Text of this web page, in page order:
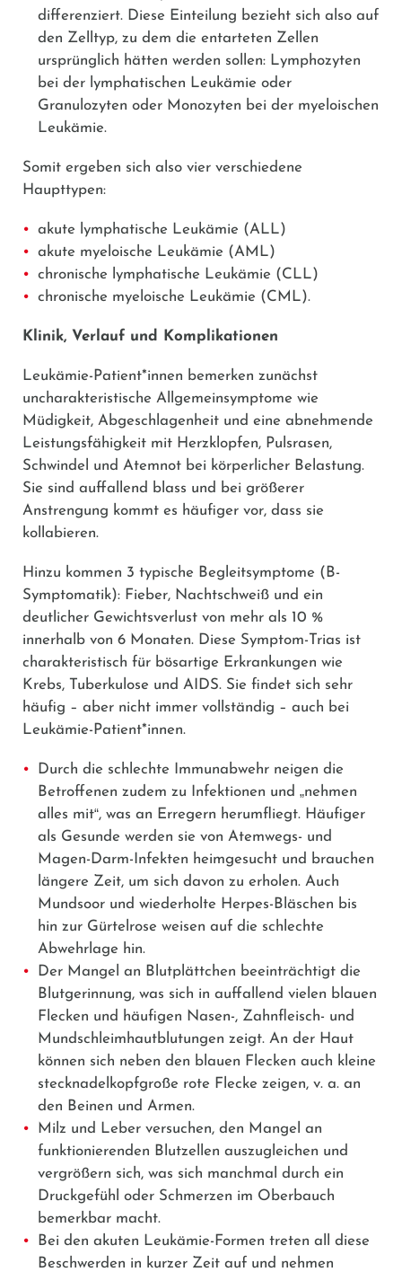
differenziert. Diese Einteilung bezieht sich also auf
den Zelltyp, zu dem die entarteten Zellen
ursprünglich hätten werden sollen: Lymphozyten
bei der lymphatischen Leukämie oder
Granulozyten oder Monozyten bei der myeloischen
Leukämie.
Somit ergeben sich also vier verschiedene
Haupttypen:
akute lymphatische Leukämie (ALL)
akute myeloische Leukämie (AML)
chronische lymphatische Leukämie (CLL)
chronische myeloische Leukämie (CML).
Klinik, Verlauf und Komplikationen
Leukämie-Patient*innen bemerken zunächst
uncharakteristische Allgemeinsymptome wie
Müdigkeit, Abgeschlagenheit und eine abnehmende
Leistungsfähigkeit mit Herzklopfen, Pulsrasen,
Schwindel und Atemnot bei körperlicher Belastung.
Sie sind auffallend blass und bei größerer
Anstrengung kommt es häufiger vor, dass sie
kollabieren.
Hinzu kommen 3 typische Begleitsymptome (B-
Symptomatik): Fieber, Nachtschweiß und ein
deutlicher Gewichtsverlust von mehr als 10 %
innerhalb von 6 Monaten. Diese Symptom-Trias ist
charakteristisch für bösartige Erkrankungen wie
Krebs, Tuberkulose und AIDS. Sie findet sich sehr
häufig – aber nicht immer vollständig – auch bei
Leukämie-Patient*innen.
Durch die schlechte Immunabwehr neigen die
Betroffenen zudem zu Infektionen und „nehmen
alles mit“, was an Erregern herumfliegt. Häufiger
als Gesunde werden sie von Atemwegs- und
Magen-Darm-Infekten heimgesucht und brauchen
längere Zeit, um sich davon zu erholen. Auch
Mundsoor und wiederholte Herpes-Bläschen bis
hin zur Gürtelrose weisen auf die schlechte
Abwehrlage hin.
Der Mangel an Blutplättchen beeinträchtigt die
Blutgerinnung, was sich in auffallend vielen blauen
Flecken und häufigen Nasen-, Zahnfleisch- und
Mundschleimhautblutungen zeigt. An der Haut
können sich neben den blauen Flecken auch kleine
stecknadelkopfgroße rote Flecke zeigen, v. a. an
den Beinen und Armen.
Milz und Leber versuchen, den Mangel an
funktionierenden Blutzellen auszugleichen und
vergrößern sich, was sich manchmal durch ein
Druckgefühl oder Schmerzen im Oberbauch
bemerkbar macht.
Bei den akuten Leukämie-Formen treten all diese
Beschwerden in kurzer Zeit auf und nehmen